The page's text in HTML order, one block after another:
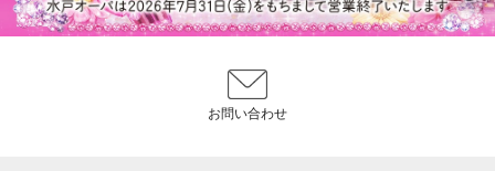
お問い合わせ